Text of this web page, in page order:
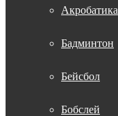
Акробатика
Бадминтон
Бейсбол
Бобслей